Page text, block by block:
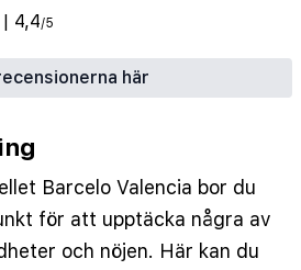
| 4,4/5
här
Barcelo Valencia bor du
för att upptäcka några av
och nöjen. Här kan du